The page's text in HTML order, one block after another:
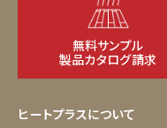
無料サンプル
製品カタログ請求
ヒートプラスについて